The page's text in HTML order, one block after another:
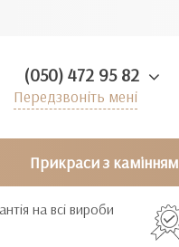
(050) 472 95 82
Передзвоніть мені
Прикраси з камінням
на всі вироби